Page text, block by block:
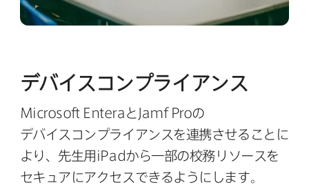
デバイスコンプライアンス
Microsoft Entera と Jamf Proの​
デバイスコンプライアンスを​連携させる​ことに​
より、​先生用 iPadから​一部の​校務リソースを​
セキュアに​アクセスできるようにします。